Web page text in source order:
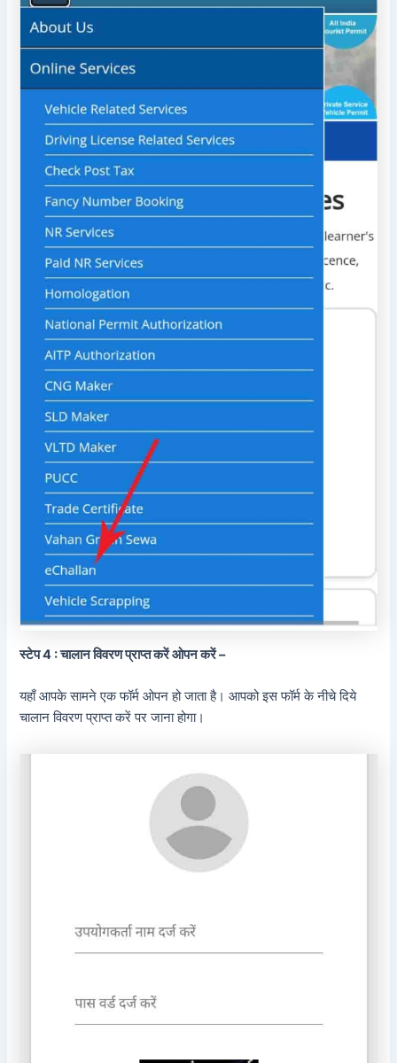
स्टेप 4 : चालान विवरण प्राप्त करें ओपन करें –
यहाँ आपके सामने एक फॉर्म ओपन हो जाता है। आपको इस फॉर्म के नीचे दिये
चालान विवरण प्राप्त करें पर जाना होगा।